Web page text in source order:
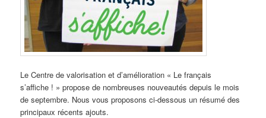
Le Centre de valorisation et d’amélioration « Le français
s’affiche ! » propose de nombreuses nouveautés depuis le mois
de septembre. Nous vous proposons ci-dessous un résumé des
principaux récents ajouts.